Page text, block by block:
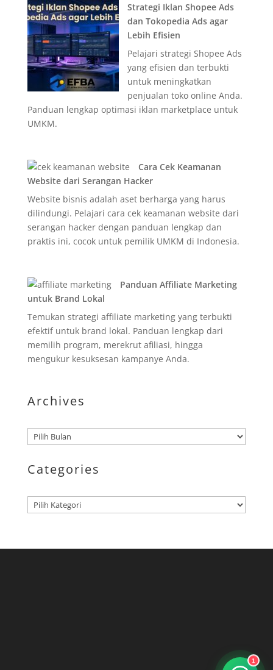
Strategi Iklan Shopee Ads
dan Tokopedia Ads agar
Lebih Efisien
Pelajari strategi Shopee Ads
yang efisien dan terbukti
untuk meningkatkan
penjualan toko online Anda.
Panduan lengkap optimasi iklan marketplace untuk
UMKM.
Cara Cek Keamanan
Website dari Serangan Hacker
Website bisnis adalah aset berharga yang harus
dilindungi. Pelajari cara cek keamanan website dari
serangan hacker dengan panduan lengkap dan
praktis ini, cocok untuk pemilik UMKM di Indonesia.
Panduan Affiliate Marketing
untuk Brand Lokal
Temukan strategi affiliate marketing yang terbukti
efektif untuk brand lokal. Panduan lengkap dari
memilih program, merekrut afiliasi, hingga
mengukur kesuksesan kampanye Anda.
Archives
Arsip
Categories
Kategori
1